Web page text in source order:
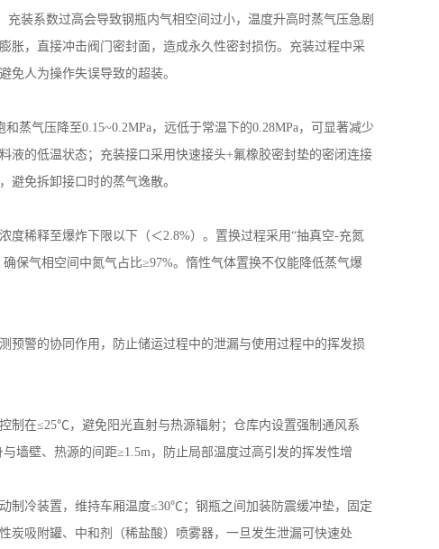
充装系数过高会导致钢瓶内气相空间过小，温度升高时蒸气压急剧
胀，直接冲击阀门密封面，造成永久性密封损伤。充装过程中采
免人为操作失误导致的超装。
和蒸气压降至0.15~0.2MPa，远低于常温下的0.28MPa，可显著减少
液的低温状态；充装接口采用快速接头+氟橡胶密封垫的密闭连接
避免拆卸接口时的蒸气逸散。
度稀释至爆炸下限以下（＜2.8%）。置换过程采用“抽真空-充氮
确保气相空间中氮气占比≥97%。惰性气体置换不仅能降低蒸气爆
预警的协同作用，防止储运过程中的泄漏与使用过程中的挥发损
制在≤25℃，避免阳光直射与热源辐射；仓库内设置强制通风系
与墙壁、热源的间距≥1.5m ，防止局部温度过高引发的挥发性增
制冷装置，维持车厢温度≤30℃；钢瓶之间加装防震缓冲垫，固定
炭吸附罐、中和剂（稀盐酸）喷雾器，一旦发生泄漏可快速处